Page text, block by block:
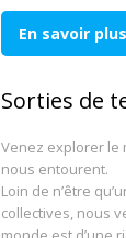
En savoir
Sorties de
Venez explorer le
nous entourent.
Loin de n’être
collectives, nous